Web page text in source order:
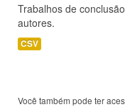
Trabalhos de
autores.
CSV
Você também pode ter